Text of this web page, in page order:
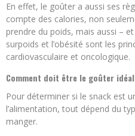
En effet, le goûter a aussi ses
compte des calories, non
prendre du poids, mais aussi –
surpoids et l’obésité sont les
cardiovasculaire et oncologique.
Comment doit être le goûter idéal
Pour déterminer si le snack est
l’alimentation, tout dépend du
manger.